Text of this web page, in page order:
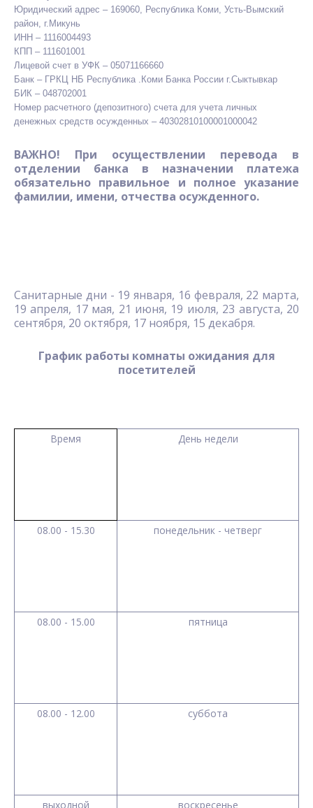
Юридический адрес – 169060, Республика Коми, Усть-Вымский
район, г.Микунь
ИНН – 1116004493
КПП – 111601001
Лицевой счет в УФК – 05071166660
Банк – ГРКЦ НБ Республика .Коми Банка России г.Сыктывкар
БИК – 048702001
Номер расчетного (депозитного) счета для учета личных
денежных средств осужденных – 40302810100001000042
ВАЖНО! При осуществлении перевода в
отделении банка в назначении платежа
обязательно правильное и полное указание
фамилии, имени, отчества осужденного.
Санитарные дни - 19 января, 16 февраля, 22 марта,
19 апреля, 17 мая, 21 июня, 19 июля, 23 августа, 20
сентября, 20 октября, 17 ноября, 15 декабря.
График работы комнаты ожидания для
посетителей
Время День недели
08.00 - 15.30 понедельник - четверг
08.00 - 15.00 пятница
08.00 - 12.00 суббота
выходной воскресенье